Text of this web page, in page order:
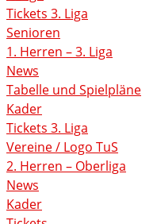
Tickets 3. Liga
Senioren
1. Herren – 3. Liga
News
Tabelle und Spielpläne
Kader
Tickets 3. Liga
Vereine / Logo TuS
2. Herren – Oberliga
News
Kader